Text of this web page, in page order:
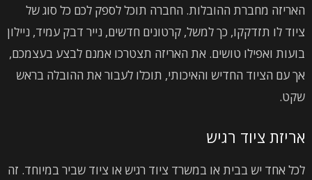
האריזה מחברת ההובלות. החברה תוכל לספק לכם כל סוג של
ציוד לו תזדקקו, כך למשל, קרטונים חדשים, נייר דבק עמיד, ניילון
בועות ואפילו טושים. את האריזה תצטרכו אמנם לבצע בעצמכם,
אך עם הציוד החדיש והאיכותי, תוכלו לעבור את ההובלה בראש
שקט.
אריזת ציוד רגיש
לכל אחד יש בבית או במשרד ציוד רגיש או ציוד שביר במיוחד. זה